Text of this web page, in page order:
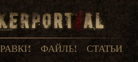
ФАЙЛЫ
СТАТЬИ